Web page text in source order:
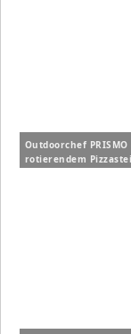
Outdoorchef
rotierendem